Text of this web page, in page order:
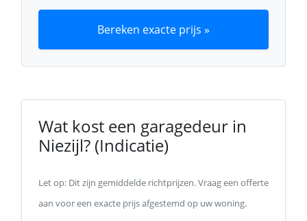
Bereken exacte prijs »
Wat kost een garagedeur in
Niezijl? (Indicatie)
Let op: Dit zijn gemiddelde richtprijzen. Vraag een offerte
aan voor een exacte prijs afgestemd op uw woning.